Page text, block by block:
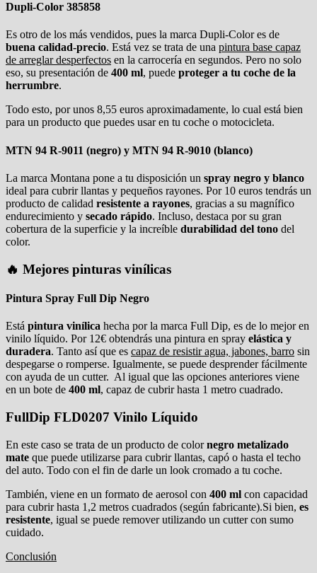
Dupli-Color 385858
Es otro de los más vendidos, pues la marca Dupli-Color es de
buena calidad-precio. Está vez se trata de una pintura base capaz
de arreglar desperfectos en la carrocería en segundos. Pero no solo
eso, su presentación de 400 ml, puede proteger a tu coche de la
herrumbre.
Todo esto, por unos 8,55 euros aproximadamente, lo cual está bien
para un producto que puedes usar en tu coche o motocicleta.
MTN 94 R-9011 (negro) y MTN 94 R-9010 (blanco)
La marca Montana pone a tu disposición un spray negro y blanco
ideal para cubrir llantas y pequeños rayones. Por 10 euros tendrás un
producto de calidad resistente a rayones, gracias a su magnífico
endurecimiento y secado rápido. Incluso, destaca por su gran
cobertura de la superficie y la increíble durabilidad del tono del
color.
🔥 Mejores pinturas vinílicas
Pintura Spray Full Dip Negro
Está pintura vinílica hecha por la marca Full Dip, es de lo mejor en
vinilo líquido. Por 12€ obtendrás una pintura en spray elástica y
duradera. Tanto así que es capaz de resistir agua, jabones, barro sin
despegarse o romperse. Igualmente, se puede desprender fácilmente
con ayuda de un cutter. Al igual que las opciones anteriores viene
en un bote de 400 ml, capaz de cubrir hasta 1 metro cuadrado.
FullDip FLD0207 Vinilo Líquido
En este caso se trata de un producto de colornegro metalizado
mate que puede utilizarse para cubrir llantas, capó o hasta el techo
del auto. Todo con el fin de darle un look cromado a tu coche.
También, viene en un formato de aerosol con 400 ml con capacidad
para cubrir hasta 1,2 metros cuadrados (según fabricante).Si bien, es
resistente, igual se puede remover utilizando un cutter con sumo
cuidado.
Conclusión